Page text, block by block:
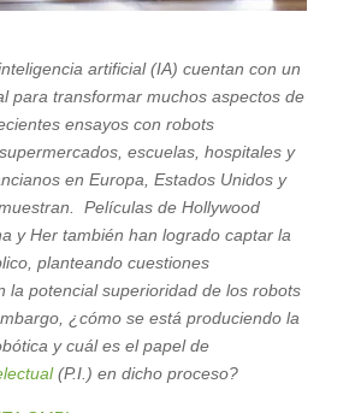
artificial (IA) cuentan con un
para transformar muchos aspectos de
ensayos con robots
escuelas, hospitales y
en Europa, Estados Unidos y
Películas de Hollywood
y Her también han logrado captar la
planteando cuestiones
la potencial superioridad de los robots
¿cómo se está produciendo la
y cuál es el papel de
(P.I.) en dicho proceso?